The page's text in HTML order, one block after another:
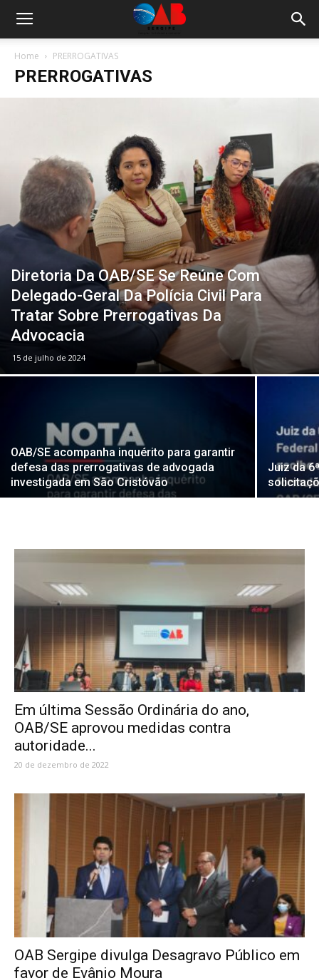
Home PRERROGATIVAS
PRERROGATIVAS
Diretoria Da OAB/SE Se Reúne Com
Delegado-Geral Da Polícia Civil Para
Tratar Sobre Prerrogativas Da
Advocacia
15 de julho de 2024
OAB/SE acompanha inquérito para garantir
defesa das prerrogativas de advogada
investigada em São Cristóvão
Juiz da
Em última Sessão Ordinária do ano,
OAB/SE aprovou medidas contra
autoridade...
20 de dezembro de 2022
OAB Sergipe divulga Desagravo Público em
favor de Evânio Moura